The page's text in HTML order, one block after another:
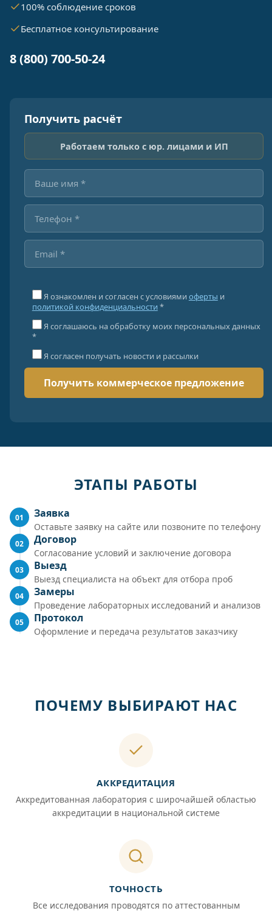
100% соблюдение сроков
Бесплатное консультирование
8 (800) 700-50-24
Получить расчёт
Работаем только с юр. лицами и ИП
Я ознакомлен и согласен с условиями оферты и
политикой конфиденциальности *
Я соглашаюсь на обработку моих персональных данных
*
Я согласен получать новости и рассылки
ЭТАПЫ РАБОТЫ
01 Заявка
Оставьте заявку на сайте или позвоните по телефону
02 Договор
Согласование условий и заключение договора
03 Выезд
Выезд специалиста на объект для отбора проб
04 Замеры
Проведение лабораторных исследований и анализов
05 Протокол
Оформление и передача результатов заказчику
ПОЧЕМУ ВЫБИРАЮТ НАС
АККРЕДИТАЦИЯ
Аккредитованная лаборатория с широчайшей областью
аккредитации в национальной системе
ТОЧНОСТЬ
Все исследования проводятся по аттестованным